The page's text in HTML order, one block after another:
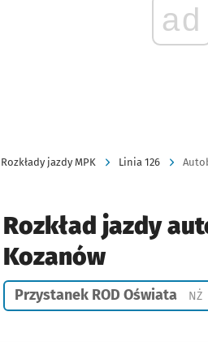
ad
Rozkłady jazdy MPK Linia 126
Rozkład jazdy
Kozanów
Przystanek ROD Oświata NŻ